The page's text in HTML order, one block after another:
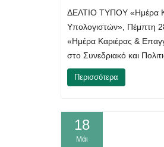
ΔΕΛΤΙΟ ΤΥΠΟΥ «Ημέρα
Υπολογιστών», Πέμπτη
«Ημέρα Καριέρας &
στο Συνεδριακό και
Περισσότερα
18
Μάι